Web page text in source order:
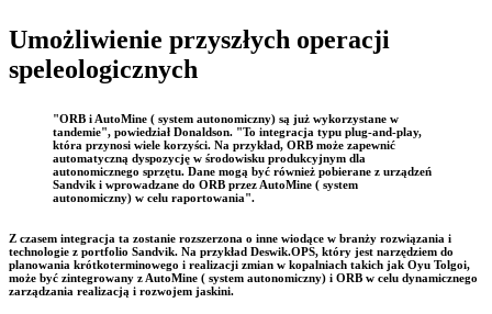
Umożliwienie przyszłych operacji
speleologicznych
"ORB i AutoMine ( system autonomiczny) są już wykorzystane w
tandemie", powiedział Donaldson. "To integracja typu plug-and-play,
która przynosi wiele korzyści. Na przykład, ORB może zapewnić
automatyczną dyspozycję w środowisku produkcyjnym dla
autonomicznego sprzętu. Dane mogą być również pobierane z urządzeń
Sandvik i wprowadzane do ORB przez AutoMine ( system
autonomiczny) w celu raportowania".
Z czasem integracja ta zostanie rozszerzona o inne wiodące w branży rozwiązania i
technologie z portfolio Sandvik. Na przykład Deswik.OPS, który jest narzędziem do
planowania krótkoterminowego i realizacji zmian w kopalniach takich jak Oyu Tolgoi,
może być zintegrowany z AutoMine ( system autonomiczny) i ORB w celu dynamicznego
zarządzania realizacją i rozwojem jaskini.